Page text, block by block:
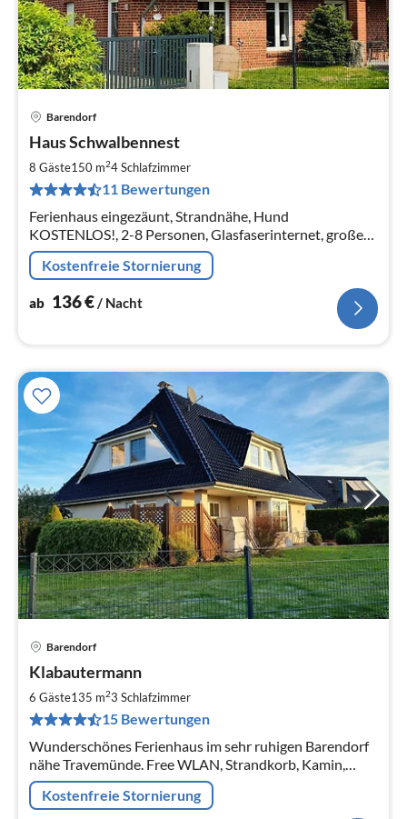
Barendorf
Haus Schwalbennest
8 Gäste150 m24Schlafzimmer
11 Bewertungen
Ferienhaus eingezäunt, Strandnähe, Hund
KOSTENLOS!, 2-8 Personen, Glasfaserinternet, großer
Garten, überdachter Freisitz, Terrasse, Dachloggia mit
Ostseeblick
Kostenfreie Stornierung
ab 136€/ Nacht
Barendorf
Klabautermann
6 Gäste135 m23 Schlafzimmer
15 Bewertungen
Wunderschönes Ferienhaus im sehr ruhigen Barendorf
nähe Travemünde. Free WLAN, Strandkorb, Kamin,
Fahrradschuppen, Carport, großer eingezäunter Garten,
Hunde sind willkommen.
Kostenfreie Stornierung